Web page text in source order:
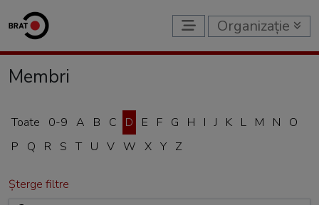
Organizație
Membri
Toate 0-9 A B C D E F G H I J K L M N
O
P
Q R S T U V W X Y Z
Șterge filtre